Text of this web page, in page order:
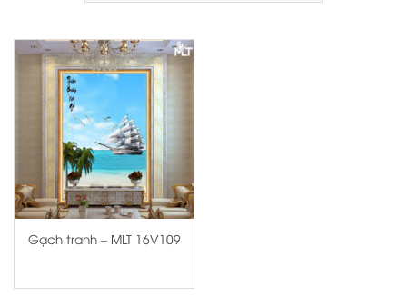
Gạch tranh – MLT 16V109